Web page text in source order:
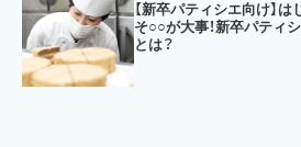
【新卒パティシエ向け】
そ○○が大事！新卒パティ
とは？